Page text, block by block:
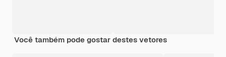
Você também pode gostar destes vetores